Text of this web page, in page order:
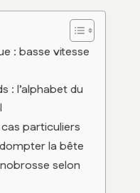
: basse vitesse
: l’alphabet du
particuliers
la bête
selon